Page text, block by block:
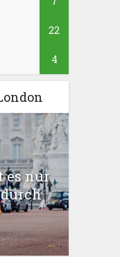
22
4
es nur